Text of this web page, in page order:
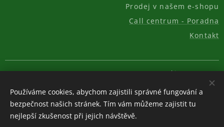
Prodej v našem e-shopu
Call centrum - Poradna
Kontakt
© 2011-2026, AKC REAL GROUP s.r.o. Cookies
Měna
CZK Kč
EUR € USD $
Používáme cookies, abychom zajistili správné fungování a
bezpečnost našich stránek. Tím vám můžeme zajistit tu
nejlepší zkušenost při jejich návštěvě.